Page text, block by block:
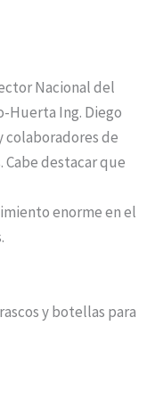
Nacional del
Huerta Ing. Diego
colaboradores de
destacar que
enorme en el
y botellas para